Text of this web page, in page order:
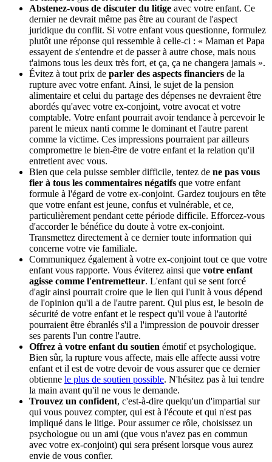
Abstenez-vous de discuter du litige avec votre enfant. Ce
dernier ne devrait même pas être au courant de l'aspect
juridique du conflit. Si votre enfant vous questionne, formulez
plutôt une réponse qui ressemble à celle-ci : « Maman et Papa
essayent de s'entendre et de passer à autre chose, mais nous
t'aimons tous les deux très fort, et ça, ça ne changera jamais ».
Évitez à tout prix de parler des aspects financiers de la
rupture avec votre enfant. Ainsi, le sujet de la pension
alimentaire et celui du partage des dépenses ne devraient être
abordés qu'avec votre ex-conjoint, votre avocat et votre
comptable. Votre enfant pourrait avoir tendance à percevoir le
parent le mieux nanti comme le dominant et l'autre parent
comme la victime. Ces impressions pourraient par ailleurs
compromettre le bien-être de votre enfant et la relation qu'il
entretient avec vous.
Bien que cela puisse sembler difficile, tentez de ne pas vous
fier à tous les commentaires négatifs que votre enfant
formule à l'égard de votre ex-conjoint. Gardez toujours en tête
que votre enfant est jeune, confus et vulnérable, et ce,
particulièrement pendant cette période difficile. Efforcez-vous
d'accorder le bénéfice du doute à votre ex-conjoint.
Transmettez directement à ce dernier toute information qui
concerne votre vie familiale.
Communiquez également à votre ex-conjoint tout ce que votre
enfant vous rapporte. Vous éviterez ainsi que votre enfant
agisse comme l'entremetteur. L'enfant qui se sent forcé
d'agir ainsi pourrait croire que le lien qui l'unit à vous dépend
de l'opinion qu'il a de l'autre parent. Qui plus est, le besoin de
sécurité de votre enfant et le respect qu'il voue à l'autorité
pourraient être ébranlés s'il a l'impression de pouvoir dresser
ses parents l'un contre l'autre.
Offrez à votre enfant du soutien émotif et psychologique.
Bien sûr, la rupture vous affecte, mais elle affecte aussi votre
enfant et il est de votre devoir de vous assurer que ce dernier
obtienne le plus de soutien possible. N'hésitez pas à lui tendre
la main avant qu'il ne vous le demande.
Trouvez un confident, c'est-à-dire quelqu'un d'impartial sur
qui vous pouvez compter, qui est à l'écoute et qui n'est pas
impliqué dans le litige. Pour assumer ce rôle, choisissez un
psychologue ou un ami (que vous n'avez pas en commun
avec votre ex-conjoint) qui sera présent lorsque vous aurez
envie de vous confier.